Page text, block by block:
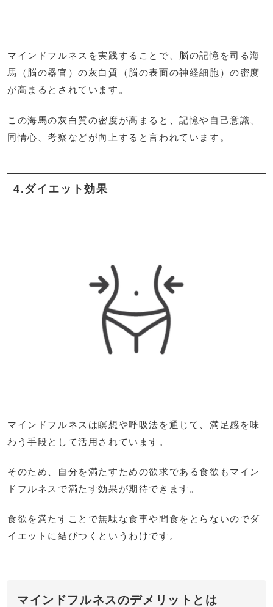
マインドフルネスを実践することで、脳の記憶を司る海
馬（脳の器官）の灰白質（脳の表面の神経細胞）の密度
が高まるとされています。
この海馬の灰白質の密度が高まると、記憶や自己意識、
同情心、考察などが向上すると言われています。
4.ダイエット効果
マインドフルネスは瞑想や呼吸法を通じて、満足感を味
わう手段として活用されています。
そのため、自分を満たすための欲求である食欲もマイン
ドフルネスで満たす効果が期待できます。
食欲を満たすことで無駄な食事や間食をとらないのでダ
イエットに結びつくというわけです。
マインドフルネスのデメリットとは